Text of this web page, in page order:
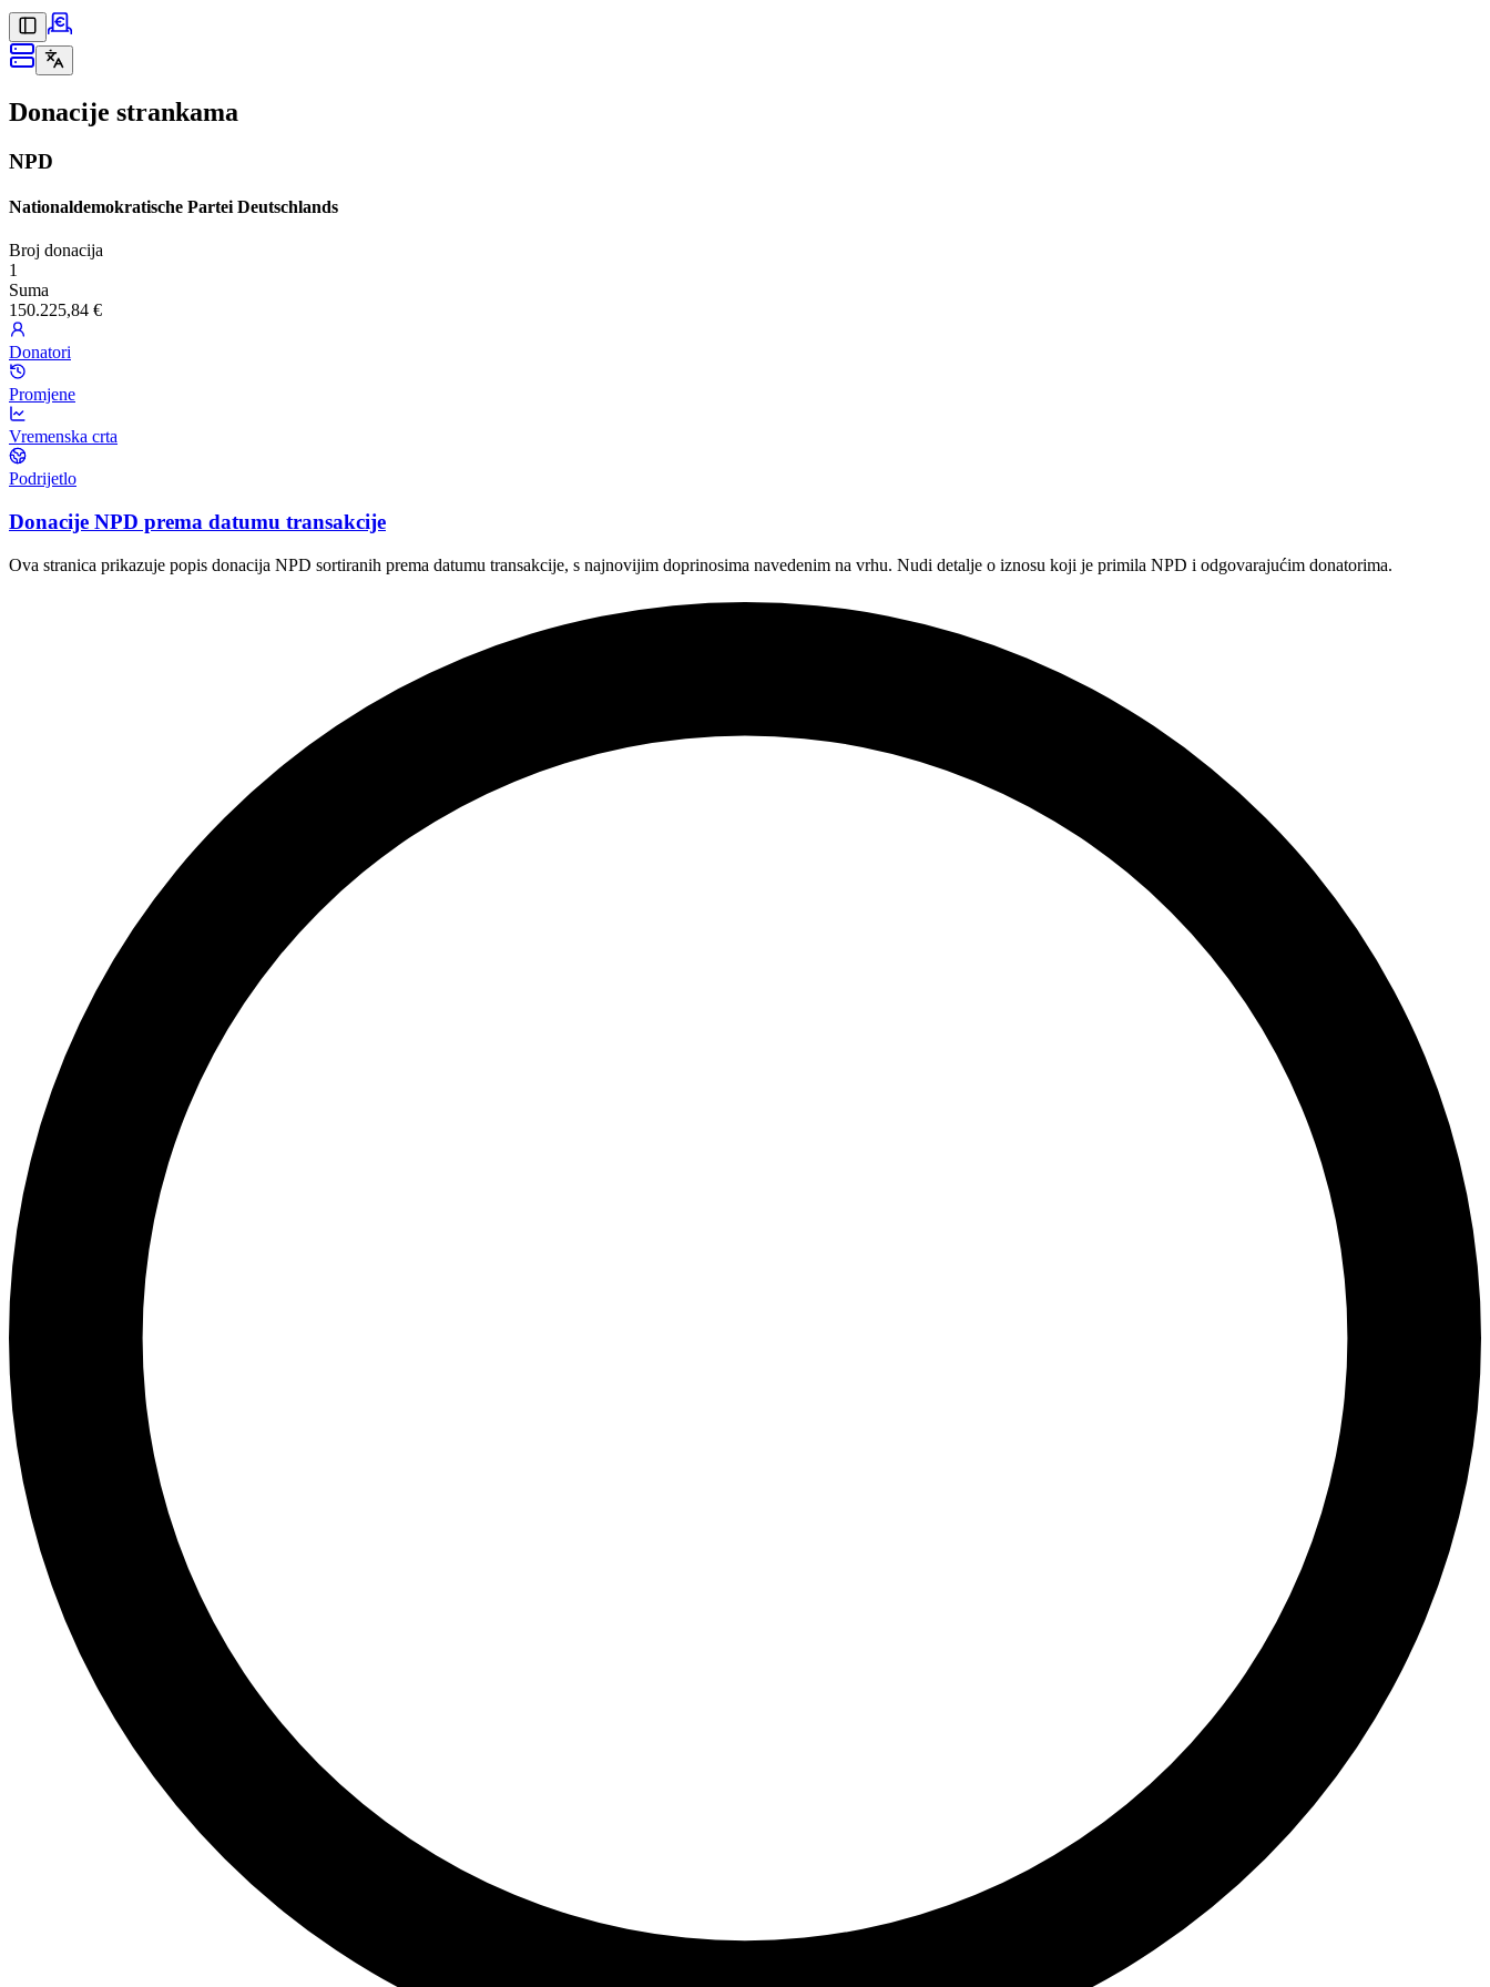
Donacije strankama
NPD
Nationaldemokratische Partei Deutschlands
Broj donacija
1
Suma
150.225,84 €
Donatori
Promjene
Vremenska crta
Podrijetlo
Donacije NPD prema datumu transakcije
Ova stranica prikazuje popis donacija NPD sortiranih prema datumu transakcije, s najnovijim doprinosima navedenim na vrhu. Nudi detalje o iznosu koji je primila NPD i odgovarajućim donatorima.